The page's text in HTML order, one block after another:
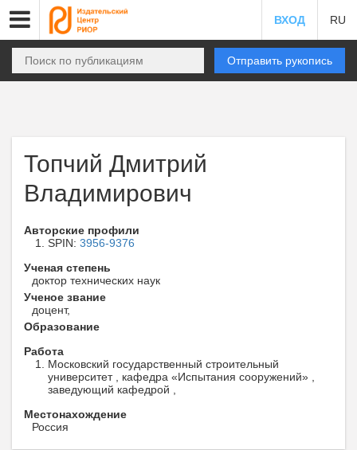
ВХОД RU
Отправить рукопись
Топчий Дмитрий
Владимирович
Авторские профили
SPIN: 3956-9376
Ученая степень
доктор технических наук
Ученое звание
доцент,
Образование
Работа
Московский государственный строительный
университет , кафедра «Испытания сооружений» ,
заведующий кафедрой ,
Местонахождение
Россия